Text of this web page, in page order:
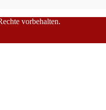
vorbehalten.